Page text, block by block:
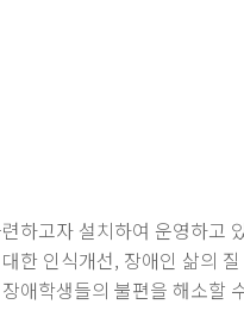
고자 설치하여 운영하고
인식개선, 장애인 삶의
애학생들의 불편을 해소할